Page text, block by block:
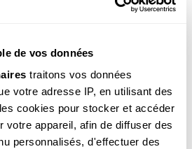
de vos données
traitons vos données
votre adresse IP, en utilisant des
cookies pour stocker et accéder
votre appareil, afin de diffuser des
personnalisés, d'effectuer des